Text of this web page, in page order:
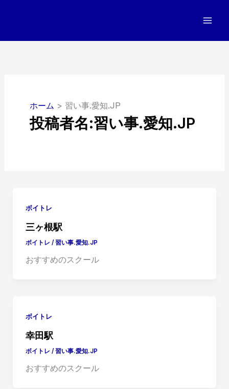
ホーム
習い事.愛知.JP
投稿者名:習い事.愛知.JP
ボイトレ
三ヶ根駅
ボイトレ /習い事.愛知.JP
おすすめのスクール
ボイトレ
幸田駅
ボイトレ /習い事.愛知.JP
おすすめのスクール